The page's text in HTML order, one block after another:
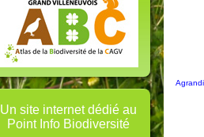
Un site internet dédié au
Point Info Biodiversité